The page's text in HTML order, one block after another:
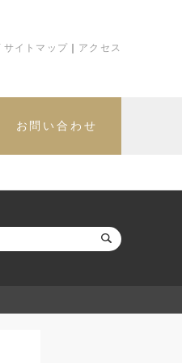
サイトマップ アクセス
お問い合わせ